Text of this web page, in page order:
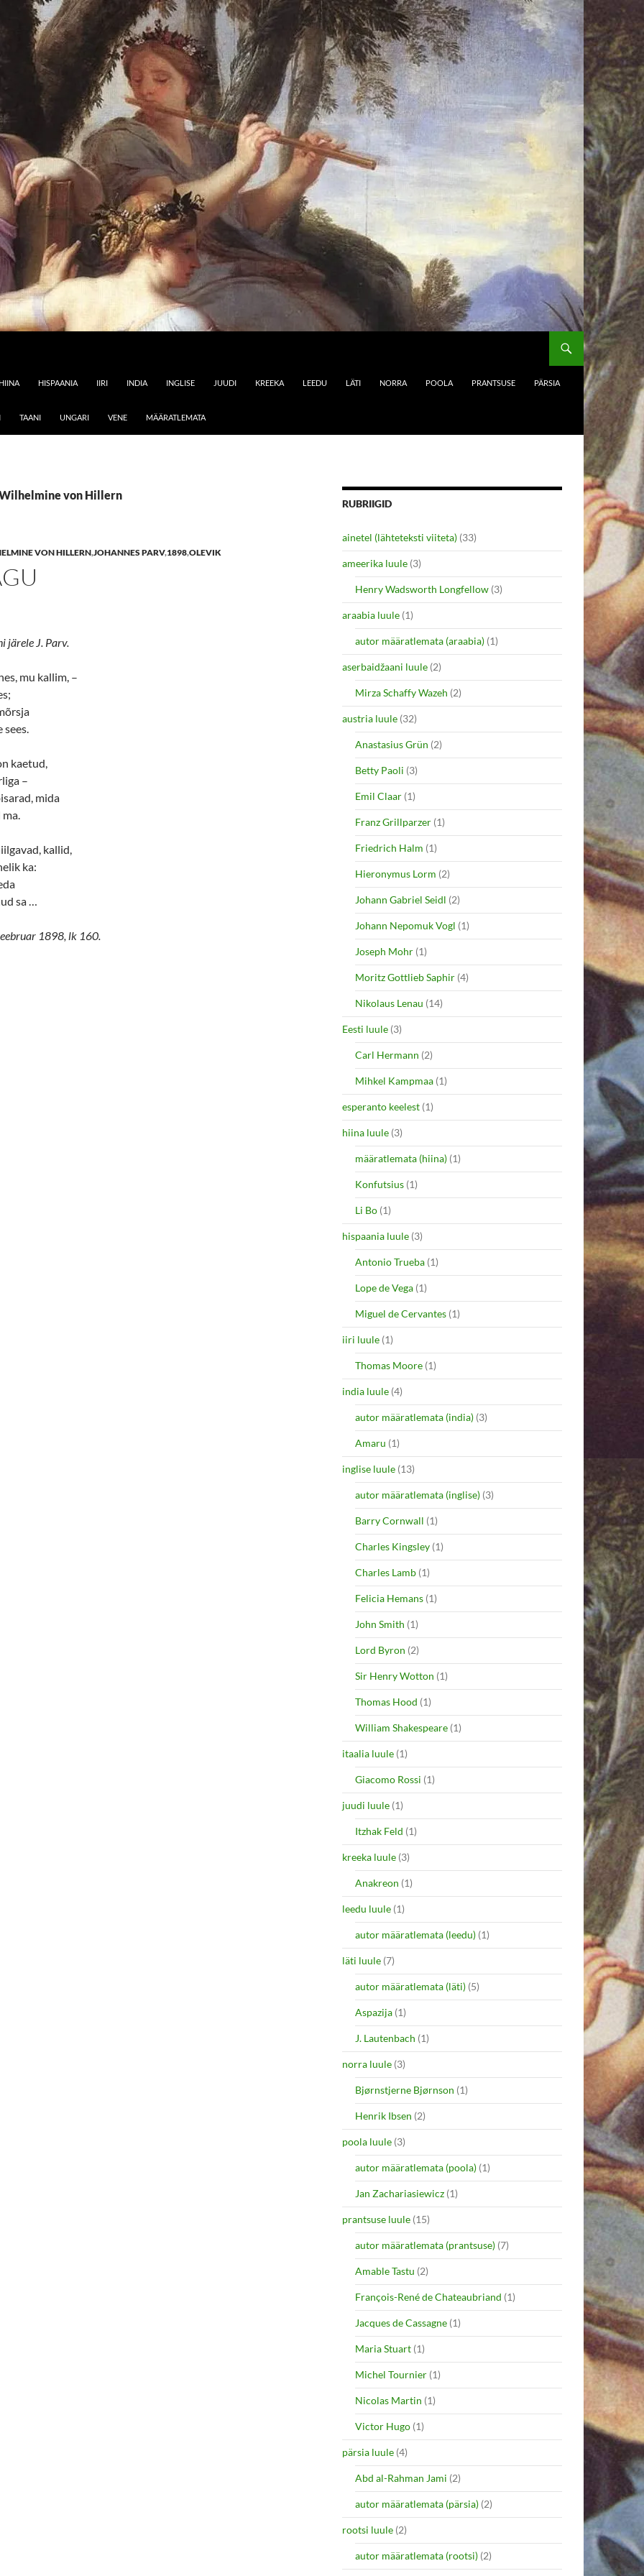
HIINA HISPAANIA IIRI INDIA INGLISE JUUDI KREEKA LEEDU LÄTI NORRA POOLA PRANTSUSE PÄRSIA
TAANI UNGARI VENE MÄÄRATLEMATA
von Hillern
VON HILLERN,JOHANNES PARV,1898,OLEVIK
järele J. Parv.
mu kallim, –
sees.
kaetud,
–
mida
kallid,
ka:
sa …
1898, lk 160.
RUBRIIGID
ainetel (lähteteksti viiteta) (33)
ameerika luule (3)
Henry Wadsworth Longfellow (3)
araabia luule (1)
autor määratlemata (araabia) (1)
aserbaidžaani luule (2)
Mirza Schaffy Wazeh (2)
austria luule (32)
Anastasius Grün (2)
Betty Paoli (3)
Emil Claar (1)
Franz Grillparzer (1)
Friedrich Halm (1)
Hieronymus Lorm (2)
Johann Gabriel Seidl (2)
Johann Nepomuk Vogl (1)
Joseph Mohr (1)
Moritz Gottlieb Saphir (4)
Nikolaus Lenau (14)
Eesti luule (3)
Carl Hermann (2)
Mihkel Kampmaa (1)
esperanto keelest (1)
hiina luule (3)
määratlemata (hiina) (1)
Konfutsius (1)
Li Bo (1)
hispaania luule (3)
Antonio Trueba (1)
Lope de Vega (1)
Miguel de Cervantes (1)
iiri luule (1)
Thomas Moore (1)
india luule (4)
autor määratlemata (india) (3)
Amaru (1)
inglise luule (13)
autor määratlemata (inglise) (3)
Barry Cornwall (1)
Charles Kingsley (1)
Charles Lamb (1)
Felicia Hemans (1)
John Smith (1)
Lord Byron (2)
Sir Henry Wotton (1)
Thomas Hood (1)
William Shakespeare (1)
itaalia luule (1)
Giacomo Rossi (1)
juudi luule (1)
Itzhak Feld (1)
kreeka luule (3)
Anakreon (1)
leedu luule (1)
autor määratlemata (leedu) (1)
läti luule (7)
autor määratlemata (läti) (5)
Aspazija (1)
J. Lautenbach (1)
norra luule (3)
Bjørnstjerne Bjørnson (1)
Henrik Ibsen (2)
poola luule (3)
autor määratlemata (poola) (1)
Jan Zachariasiewicz (1)
prantsuse luule (15)
autor määratlemata (prantsuse) (7)
Amable Tastu (2)
François-René de Chateaubriand (1)
Jacques de Cassagne (1)
Maria Stuart (1)
Michel Tournier (1)
Nicolas Martin (1)
Victor Hugo (1)
pärsia luule (4)
Abd al-Rahman Jami (2)
autor määratlemata (pärsia) (2)
rootsi luule (2)
autor määratlemata (rootsi) (2)